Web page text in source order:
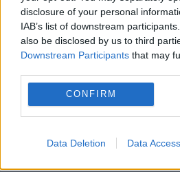
disclosure of your personal
IAB’s list of downstream
also be disclosed by us to third
Downstream Participants that may
CONFIRM
Data Deletion Data Access
23:40-Discursul tip "fast-
Sadhguru la UNTOLD, critici
New Age fără Dumnezeu”
inutilă de tip comunist.
consumul național
- Lovitură în justiție.
procurorului Gigi Ștefan, închisă